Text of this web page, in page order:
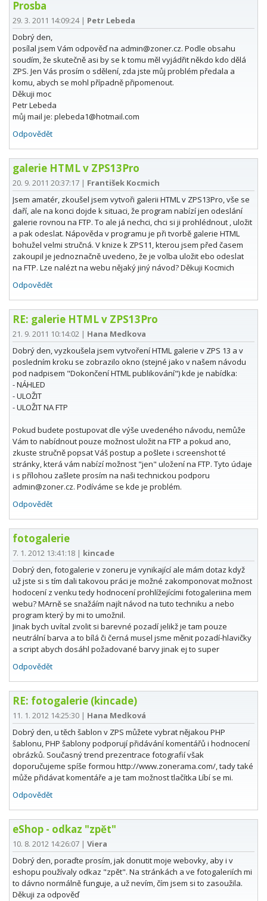
Prosba
29. 3. 2011 14:09:24 | Petr Lebeda
Dobrý den,
posílal jsem Vám odpověď na admin@zoner.cz. Podle obsahu
soudím, že skutečně asi by se k tomu měl vyjádřit někdo kdo dělá
ZPS. Jen Vás prosím o sdělení, zda jste můj problém předala a
komu, abych se mohl případně připomenout.
Děkuji moc
Petr Lebeda
můj mail je: plebeda1@hotmail.com
Odpovědět
galerie HTML v ZPS13Pro
20. 9. 2011 20:37:17 | František Kocmich
Jsem amatér, zkoušel jsem vytvoři galerii HTML v ZPS13Pro, vše se
daří, ale na konci dojde k situaci, že program nabízí jen odeslání
galerie rovnou na FTP. To ale já nechci, chci si ji prohlédnout , uložit
a pak odeslat. Nápověda v programu je při tvorbě galerie HTML
bohužel velmi stručná. V knize k ZPS11, kterou jsem před časem
zakoupil je jednoznačně uvedeno, že je volba uložit ebo odeslat
na FTP. Lze nalézt na webu nějaký jiný návod? Děkuji Kocmich
Odpovědět
RE: galerie HTML v ZPS13Pro
21. 9. 2011 10:14:02 | Hana Medkova
Dobrý den, vyzkoušela jsem vytvoření HTML galerie v ZPS 13 a v
posledním kroku se zobrazilo okno (stejné jako v našem návodu
pod nadpisem "Dokončení HTML publikování") kde je nabídka:
- NÁHLED
- ULOŽIT
- ULOŽIT NA FTP
Pokud budete postupovat dle výše uvedeného návodu, nemůže
Vám to nabídnout pouze možnost uložit na FTP a pokud ano,
zkuste stručně popsat Váš postup a pošlete i screenshot té
stránky, která vám nabízí možnost "jen" uložení na FTP. Tyto údaje
i s přílohou zašlete prosím na naši technickou podporu
admin@zoner.cz. Podíváme se kde je problém.
Odpovědět
fotogalerie
7. 1. 2012 13:41:18 | kincade
Dobrý den, fotogalerie v zoneru je vynikající ale mám dotaz když
už jste si s tím dali takovou práci je možné zakomponovat možnost
hodocení z venku tedy hodnocení prohlížejícími fotogaleriina mem
webu? MArně se snažáím najít návod na tuto techniku a nebo
program který by mi to umožnil.
Jinak bych uvítal zvolit si barevné pozadí jelikž je tam pouze
neutrální barva a to bílá či černá musel jsme měnit pozadí-hlavičky
a script abych dosáhl požadované barvy jinak ej to super
Odpovědět
RE: fotogalerie (kincade)
11. 1. 2012 14:25:30 | Hana Medková
Dobrý den, u těch šablon v ZPS můžete vybrat nějakou PHP
šablonu, PHP šablony podporují přidávání komentářů i hodnocení
obrázků. Současný trend prezentrace fotografií však
doporučujeme spíše formou http://www.zonerama.com/, tady také
může přidávat komentáře a je tam možnost tlačítka Líbí se mi.
Odpovědět
eShop - odkaz "zpět"
10. 8. 2012 14:26:07 | Viera
Dobrý den, poraďte prosím, jak donutit moje webovky, aby i v
eshopu používaly odkaz "zpět". Na stránkách a ve fotogaleriích mi
to dávno normálně funguje, a už nevím, čím jsem si to zasoužila.
Děkuji za odpověď